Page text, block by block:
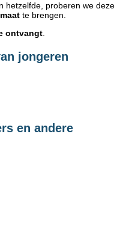
hetzelfde, proberen we deze
te brengen.
ontvangt
jongeren
en andere